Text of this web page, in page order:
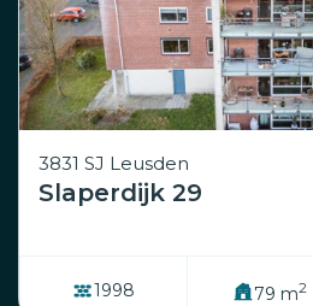
3831 SJ Leusden
Slaperdijk 29
1998 79 m2